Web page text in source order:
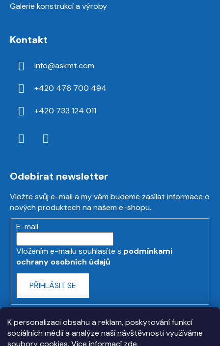
K personalizaci obsahu a reklam, poskytování funkcí
sociálních médií a analýze naší návštěvnosti využíváme
soubory cookies. Více informací zde.
Galerie konstrukcí a výroby
Kontakt
info@askmt.com
+420 476 700 494
+420 733 124 011
Odebírat newsletter
Vložte svůj e-mail a my vám budeme zasílat informace o
nových produktech na našem e-shopu.
E-mail
Vložením e-mailu souhlasíte s podmínkami
ochrany osobních údajů
PŘIHLÁSIT SE